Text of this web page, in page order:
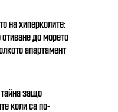
на хиперколите:
до морето
апартамент
защо
коли са по-